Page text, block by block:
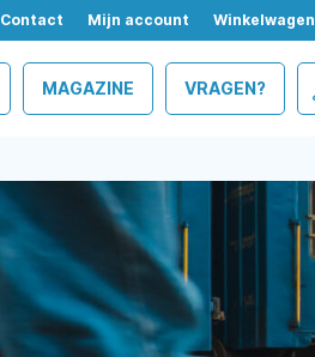
Contact Mijn account Winkelwagen
MAGAZINE VRAGEN?